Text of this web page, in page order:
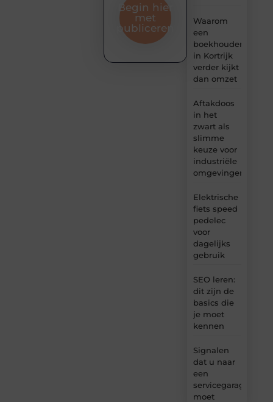
Waarom
een
boekhouder
in Kortrijk
verder kijkt
dan omzet
Aftakdoos
in het
zwart als
slimme
keuze voor
industriële
omgevingen
Elektrische
fiets speed
pedelec
voor
dagelijks
gebruik
SEO leren:
dit zijn de
basics die
je moet
kennen
Signalen
dat u naar
een
servicegarage
moet
Begin hier
met
publiceren